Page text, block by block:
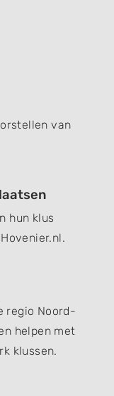
van
hun klus
regio Noord-
helpen met
klussen.